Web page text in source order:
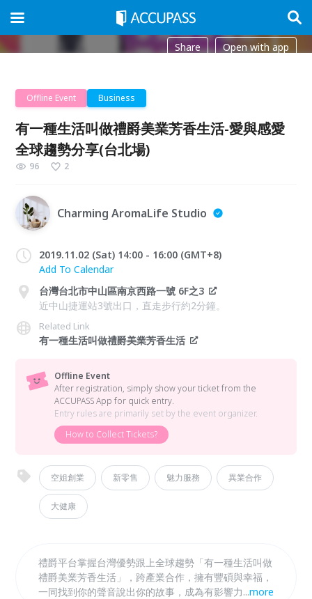
Share Open with app
Offline Event Business
有一種生活叫做禮爵美業芳香生活-愛與感愛
全球趨勢分享(台北場)
96 2
Charming AromaLife Studio
2019.11.02 (Sat) 14:00 - 16:00 (GMT+8)
Add To Calendar
台灣台北市中山區南京西路一號 6F之3
近中山捷運站3號出口，直走步行約2分鐘。
Related Link
有一種生活叫做禮爵美業芳香生活
Offline Event
After registration, simply show your ticket from the
ACCUPASS App for quick entry.
Entry rules are primarily set by the event organizer.
How to Collect Tickets?
空姐創業 新零售 魅力服務 異業合作
大健康
禮爵平台掌握台灣優勢跟上全球趨勢「有一種生活叫做
禮爵美業芳香生活」，跨產業合作，擁有豐碩與幸福，
一同找到你的聲音說出你的故事，成為有影響力傳承的
...more